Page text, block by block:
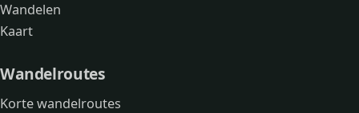
Wandelen
Kaart
Wandelroutes
Korte wandelroutes